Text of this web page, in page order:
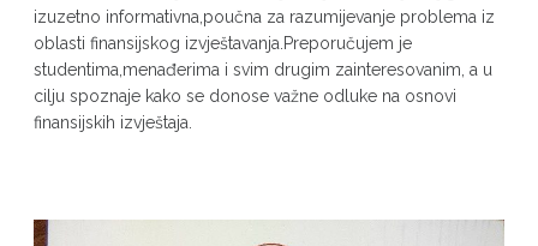
izuzetno informativna,poučna za razumijevanje problema iz
oblasti finansijskog izvještavanja.Preporučujem je
studentima,menađerima i svim drugim zainteresovanim, a u
cilju spoznaje kako se donose važne odluke na osnovi
finansijskih izvještaja.